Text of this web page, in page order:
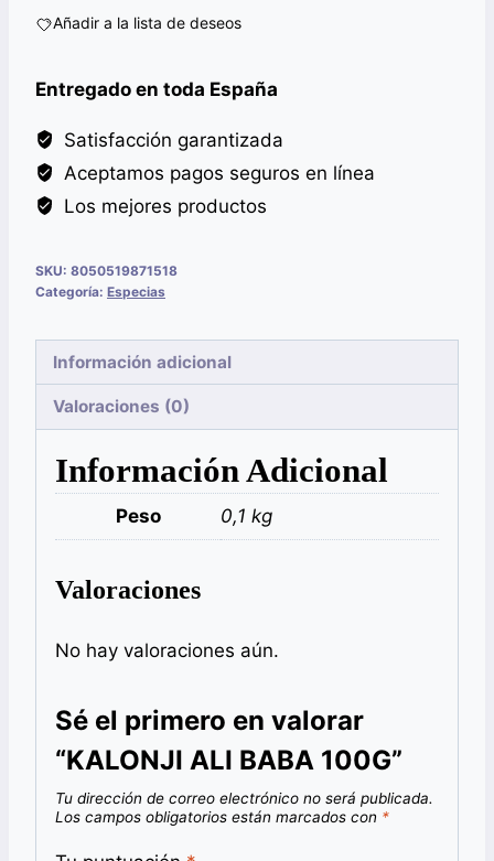
100G
Añadir a la lista de deseos
Entregado en toda España
Satisfacción garantizada
Aceptamos pagos seguros en línea
Los mejores productos
SKU: 8050519871518
Categoría: Especias
Información adicional
Valoraciones (0)
Información Adicional
Peso 0,1 kg
Valoraciones
No hay valoraciones aún.
Sé el primero en valorar
“KALONJI ALI BABA 100G”
Tu dirección de correo electrónico no será publicada.
Los campos obligatorios están marcados con *